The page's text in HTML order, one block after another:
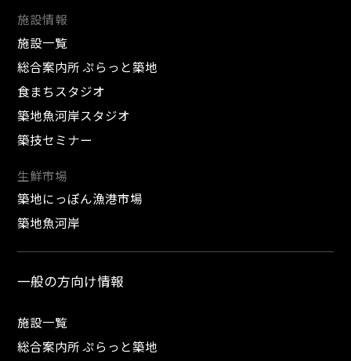
施設情報
施設一覧
総合案内所 ぷらっと築地
食まちスタジオ
築地魚河岸スタジオ
築技セミナー
生鮮市場
築地にっぽん漁港市場
築地魚河岸
一般の方向け情報
施設一覧
総合案内所 ぷらっと築地